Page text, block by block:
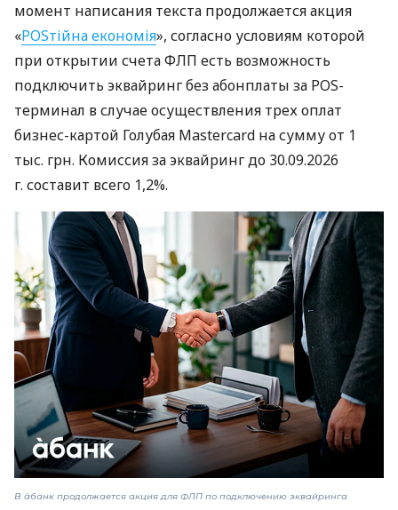
момент написания текста продолжается акция
«POSтійна економія», согласно условиям которой
при открытии счета ФЛП есть возможность
подключить эквайринг без абонплаты за POS-
терминал в случае осуществления трех оплат
бизнес-картой Голубая Mastercard на сумму от 1
тыс. грн. Комиссия за эквайринг до 30.09.2026
г. составит всего 1,2%.
В àбанк продолжается акция для ФЛП по подключению эквайринга